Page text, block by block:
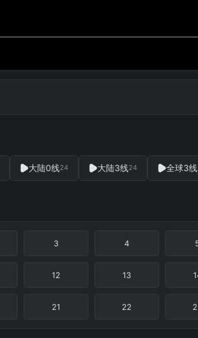
大陆0线24 大陆3线24 全球3线
3 4
12 13
21 22